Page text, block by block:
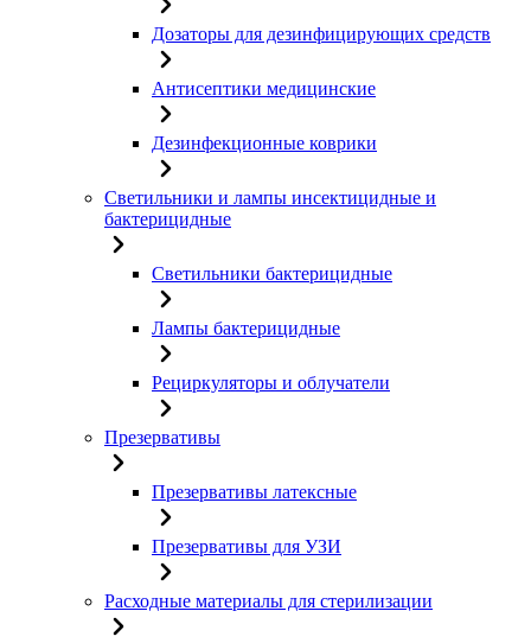
Дозаторы для дезинфицирующих средств
Антисептики медицинские
Дезинфекционные коврики
Светильники и лампы инсектицидные и
бактерицидные
Светильники бактерицидные
Лампы бактерицидные
Рециркуляторы и облучатели
Презервативы
Презервативы латексные
Презервативы для УЗИ
Расходные материалы для стерилизации